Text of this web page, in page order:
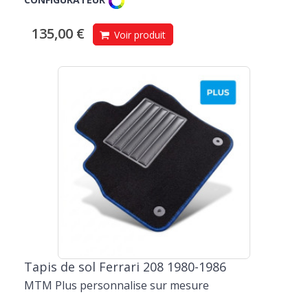
135,00 € Voir produit
Tapis de sol Ferrari 208 1980-1986
MTM Plus personnalise sur mesure